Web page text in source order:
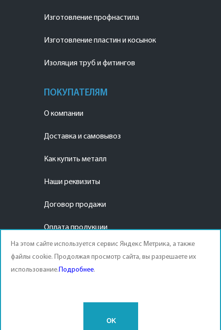
Изготовление профнастила
Изготовление пластин и косынок
Изоляция труб и фитингов
ПОКУПАТЕЛЯМ
О компании
Доставка и самовывоз
Как купить металл
Наши реквизиты
Договор продажи
Оплата продукции
Политика конфиденциальности
Terms of Service
На этом сайте используется сервис Яндекс Метрика, а также
файлы cookie. Продолжая просмотр сайта, вы разрешаете их
использование.Подробнее.
OK